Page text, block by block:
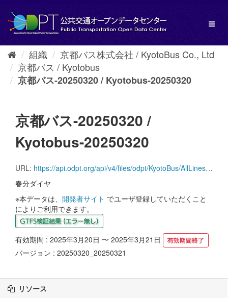
し
組織
京都バス株式会社 / KyotoBus Co., Ltd
京都バス / Kyotobus
京都バス-20250320 / Kyotobus-20250320
京都バス-20250320 /
Kyotobus-20250320
URL: https://api.odpt.org/api/v4/files/odpt/KyotoBus/AllLinesAnotherversion.zip?date=20250320&acl:consumerKey=[アクセストークン/YOUR_ACCESS_TOKEN]
春分ダイヤ
※本データは、 開発者サイト でユーザ登録していただくこと
によりご利用できます。
有効期間 : 2025年3月20日 〜 2025年3月21日
バージョン : 20250320_20250321
リソース